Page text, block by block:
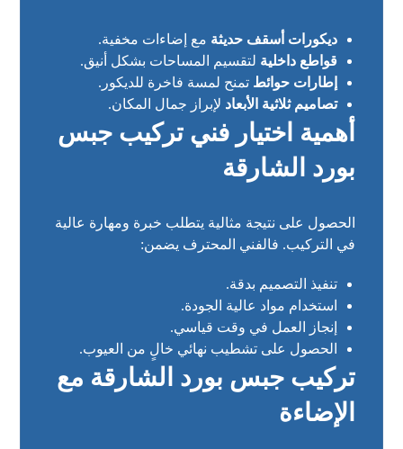
ديكورات أسقف حديثة مع إضاءات مخفية.
قواطع داخلية لتقسيم المساحات بشكل أنيق.
إطارات حوائط تمنح لمسة فاخرة للديكور.
تصاميم ثلاثية الأبعاد لإبراز جمال المكان.
أهمية اختيار فني تركيب جبس
بورد الشارقة
الحصول على نتيجة مثالية يتطلب خبرة ومهارة عالية
في التركيب. فالفني المحترف يضمن:
تنفيذ التصميم بدقة.
استخدام مواد عالية الجودة.
إنجاز العمل في وقت قياسي.
الحصول على تشطيب نهائي خالٍ من العيوب.
تركيب جبس بورد الشارقة مع
الإضاءة